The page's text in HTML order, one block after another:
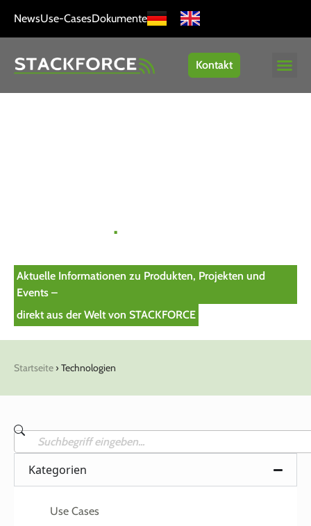
NewsUse-CasesDokumente
Kontakt
.
Aktuelle Informationen zu Produkten, Projekten und
Events –
direkt aus der Welt von STACKFORCE
Startseite › Technologien
Kategorien
Use Cases